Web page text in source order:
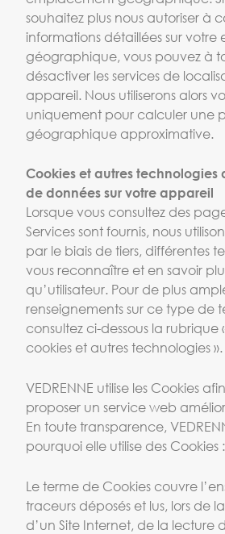
souhaitez plus nous autoriser à
informations détaillées sur
géographique, vous pouvez à
désactiver les services de
appareil. Nous utiliserons alors
uniquement pour calculer une
géographique approximative.
Cookies et autres
de données sur votre appareil
Lorsque vous consultez des
Services sont fournis, nous
par le biais de tiers, différentes
vous reconnaître et en savoir
qu’utilisateur. Pour de plus
renseignements sur ce type de
consultez ci-dessous la rubrique
cookies et autres technologies ».
VEDRENNE utilise les Cookies
proposer un service web
En toute transparence,
pourquoi elle utilise des Cookies :
Le terme de Cookies couvre
traceurs déposés et lus, lors de
d’un Site Internet, de la lecture